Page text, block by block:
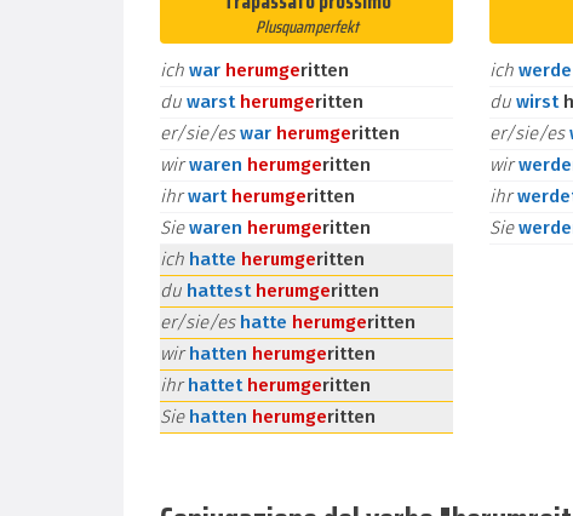
Plusquamperfekt
ich war herumgeritten
du warst herumgeritten
er/sie/eswar herumgeritten
wirwaren herumgeritten
ihrwart herumgeritten
Siewaren herumgeritten
ich hatte herumgeritten
du hattest herumgeritten
er/sie/es hatte herumgeritten
wirhatten herumgeritten
ihrhattet herumgeritten
Sie hatten herumgeritten
ichwerde
duwirst
er/sie/es
wir
ihr
Sie